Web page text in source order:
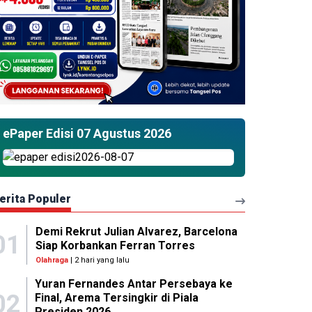
ePaper Edisi 07 Agustus 2026
Populer
Demi Rekrut Julian Alvarez, Barcelona
Siap Korbankan Ferran Torres
Olahraga| 2 hari yang lalu
Yuran Fernandes Antar Persebaya ke
Final, Arema Tersingkir di Piala